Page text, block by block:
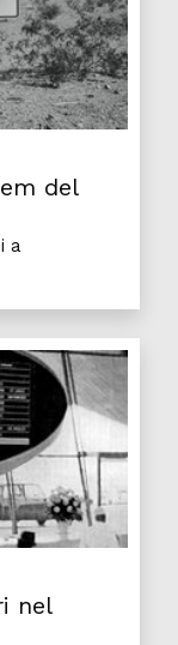
del
a
nel